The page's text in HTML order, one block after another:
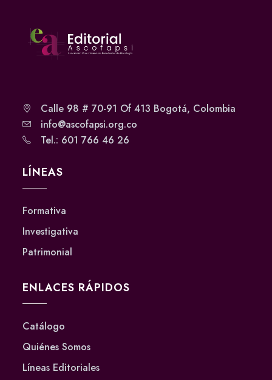
Calle 98 # 70-91 Of 413 Bogotá, Colombia
info@ascofapsi.org.co
Tel.: 601 766 46 26
LÍNEAS
Formativa
Investigativa
Patrimonial
ENLACES RÁPIDOS
Catálogo
Quiénes Somos
Líneas Editoriales